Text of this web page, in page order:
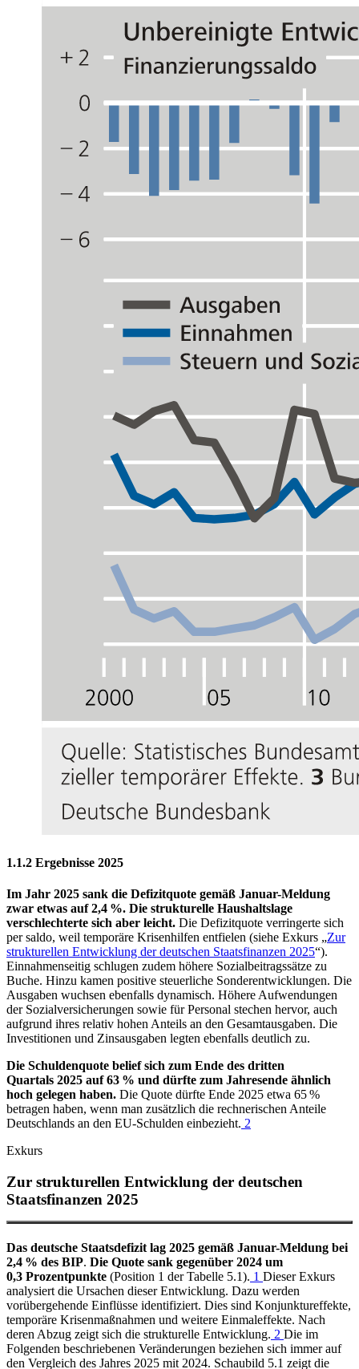
1.1.2 Ergebnisse 2025
Im Jahr 2025 sank die Defizitquote gemäß Januar-Meldung
zwar etwas auf 2,4 %. Die strukturelle Haushaltslage
verschlechterte sich aber leicht. Die Defizitquote verringerte sich
per saldo, weil temporäre Krisenhilfen entfielen (siehe Exkurs „Zur
strukturellen Entwicklung der deutschen Staatsfinanzen 2025“).
Einnahmenseitig schlugen zudem höhere Sozialbeitragssätze zu
Buche. Hinzu kamen positive steuerliche Sonderentwicklungen. Die
Ausgaben wuchsen ebenfalls dynamisch. Höhere Aufwendungen
der Sozialversicherungen sowie für Personal stechen hervor, auch
aufgrund ihres relativ hohen Anteils an den Gesamtausgaben. Die
Investitionen und Zinsausgaben legten ebenfalls deutlich zu.
Die Schuldenquote belief sich zum Ende des dritten
Quartals 2025 auf 63 % und dürfte zum Jahresende ähnlich
hoch gelegen haben. Die Quote dürfte Ende 2025 etwa 65 %
betragen haben, wenn man zusätzlich die rechnerischen Anteile
Deutschlands an den EU-Schulden einbezieht. 2
Exkurs
Zur strukturellen Entwicklung der deutschen
Staatsfinanzen 2025
Das deutsche Staatsdefizit lag 2025 gemäß Januar-Meldung bei
2,4 % des BIP. Die Quote sank gegenüber 2024 um
0,3 Prozentpunkte (Position 1 der Tabelle 5.1). 1 Dieser Exkurs
analysiert die Ursachen dieser Entwicklung. Dazu werden
vorübergehende Einflüsse identifiziert. Dies sind Konjunktureffekte,
temporäre Krisenmaßnahmen und weitere Einmaleffekte. Nach
deren Abzug zeigt sich die strukturelle Entwicklung. 2 Die im
Folgenden beschriebenen Veränderungen beziehen sich immer auf
den Vergleich des Jahres 2025 mit 2024. Schaubild 5.1 zeigt die